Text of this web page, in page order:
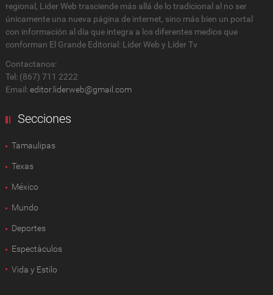
regional, Lider Web trasciende más allá de lo tradicional al no ser
únicamente una nueva página de internet, sino más bien un portal
con información al día que integra a los diferentes medios que
conforman El Grande Editorial: Líder Web y Líder Tv
Contactanos:
Tel: (867) 711 2222
Email: editor.liderweb@gmail.com
Secciones
Tamaulipas
Texas
México
Mundo
Deportes
Espectàculos
Vida y Estilo